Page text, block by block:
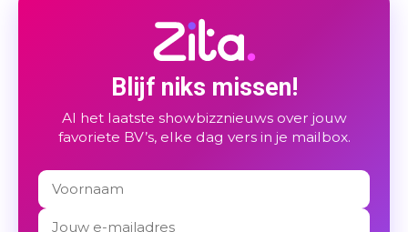
Blijf niks missen!
Al het laatste showbizznieuws over jouw
favoriete BV’s, elke dag vers in je mailbox.